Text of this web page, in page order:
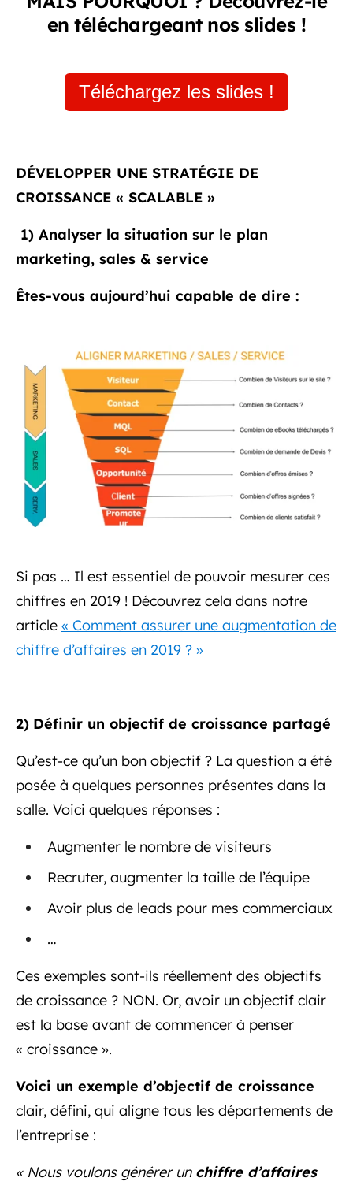
en téléchargeant nos slides !
Téléchargez les slides !
DÉVELOPPER UNE STRATÉGIE DE
CROISSANCE « SCALABLE »
1) Analyser la situation sur le plan
marketing, sales & service
Êtes-vous aujourd’hui capable de dire :
Si pas … Il est essentiel de pouvoir mesurer ces
chiffres en 2019 ! Découvrez cela dans notre
article « Comment assurer une augmentation de
chiffre d’affaires en 2019 ? »
2) Définir un objectif de croissance partagé
Qu’est-ce qu’un bon objectif ? La question a été
posée à quelques personnes présentes dans la
salle. Voici quelques réponses :
Augmenter le nombre de visiteurs
Recruter, augmenter la taille de l’équipe
Avoir plus de leads pour mes commerciaux
…
Ces exemples sont-ils réellement des objectifs
de croissance ? NON. Or, avoir un objectif clair
est la base avant de commencer à penser
« croissance ».
Voici un exemple d’objectif de croissance
clair, défini, qui aligne tous les départements de
l’entreprise :
« Nous voulons générer un chiffre d’affaires